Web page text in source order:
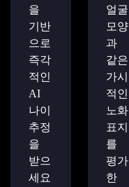
을
기반
으로
즉각
적인
AI
나이
추정
을
받으
세요
얼굴
모양
과
같은
가시
적인
노화
표지
를
평가
한